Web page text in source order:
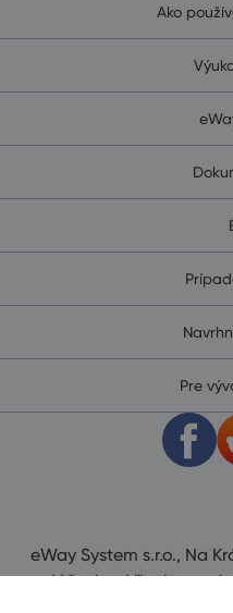
Ako
Pre
eWay System s.r.o., Na
Vršovice. Všechna